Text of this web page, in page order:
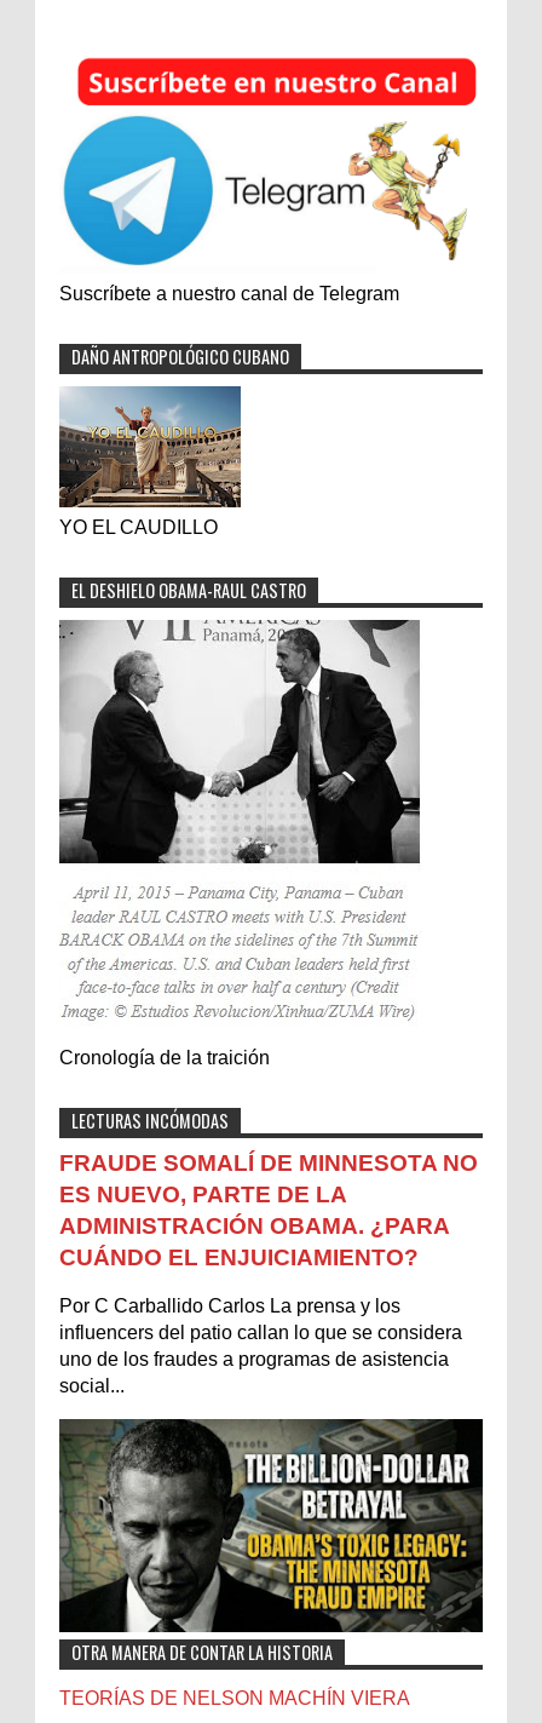
Suscríbete a nuestro canal de Telegram
DAÑO ANTROPOLÓGICO CUBANO
YO EL CAUDILLO
EL DESHIELO OBAMA-RAUL CASTRO
Cronología de la traición
LECTURAS INCÓMODAS
FRAUDE SOMALÍ DE MINNESOTA NO
ES NUEVO, PARTE DE LA
ADMINISTRACIÓN OBAMA. ¿PARA
CUÁNDO EL ENJUICIAMIENTO?
Por C Carballido Carlos La prensa y los
influencers del patio callan lo que se considera
uno de los fraudes a programas de asistencia
social...
OTRA MANERA DE CONTAR LA HISTORIA
TEORÍAS DE NELSON MACHÍN VIERA